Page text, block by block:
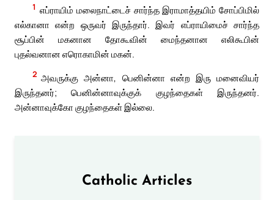
1 எப்ராயிம் மலைநாட்டைச் சார்ந்த இராமாத்தயிம் சோப்பிமில்
எல்கானா என்ற ஒருவர் இருந்தார். இவர் எப்ராயிமைச் சார்ந்த
சூப்பின் மகனான தோகூவின் மைந்தனான எலிகூபின்
புதல்வனான எரொகாமின் மகன்.
2 அவருக்கு அன்னா, பெனின்னா என்ற இரு மனைவியர்
இருந்தனர்; பெனின்னாவுக்குக் குழந்தைகள் இருந்தனர்.
அன்னாவுக்கோ குழந்தைகள் இல்லை.
Catholic Articles